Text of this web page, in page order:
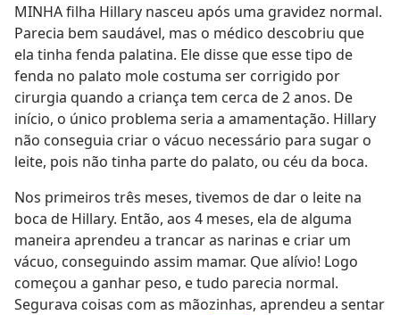
MINHA filha Hillary nasceu após uma gravidez normal.
Parecia bem saudável, mas o médico descobriu que
ela tinha fenda palatina. Ele disse que esse tipo de
fenda no palato mole costuma ser corrigido por
cirurgia quando a criança tem cerca de 2 anos. De
início, o único problema seria a amamentação. Hillary
não conseguia criar o vácuo necessário para sugar o
leite, pois não tinha parte do palato, ou céu da boca.
Nos primeiros três meses, tivemos de dar o leite na
boca de Hillary. Então, aos 4 meses, ela de alguma
maneira aprendeu a trancar as narinas e criar um
vácuo, conseguindo assim mamar. Que alívio! Logo
começou a ganhar peso, e tudo parecia normal.
Segurava coisas com as mãozinhas, aprendeu a sentar